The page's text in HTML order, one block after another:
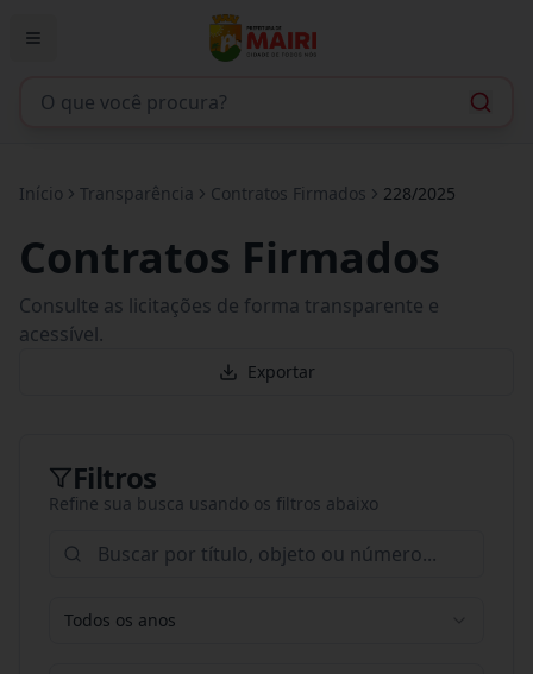
Início Transparência Contratos Firmados 228/2025
Contratos Firmados
Consulte as licitações de forma transparente e
acessível.
Exportar
Filtros
Refine sua busca usando os filtros abaixo
Todos os anos